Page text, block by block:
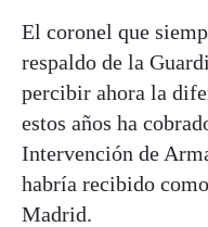
El coronel que
respaldo de la
percibir ahora la
estos años ha
Intervención de
habría recibido
Madrid.